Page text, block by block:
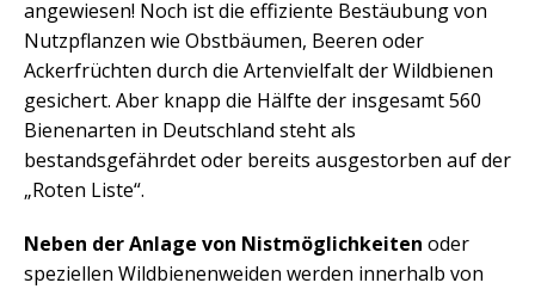
angewiesen! Noch ist die effiziente Bestäubung von
Nutzpflanzen wie Obstbäumen, Beeren oder
Ackerfrüchten durch die Artenvielfalt der Wildbienen
gesichert. Aber knapp die Hälfte der insgesamt 560
Bienenarten in Deutschland steht als
bestandsgefährdet oder bereits ausgestorben auf der
„Roten Liste“.
Neben der Anlage von Nistmöglichkeiten oder
speziellen Wildbienenweiden werden innerhalb von